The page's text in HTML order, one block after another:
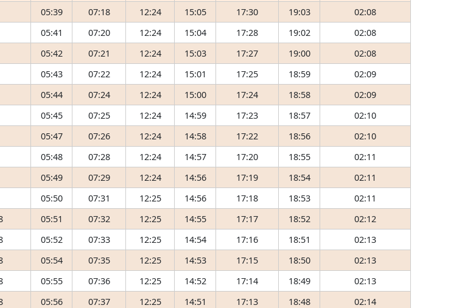
05:39 07:18 12:24 15:05 17:30 19:03
02:08
05:41 07:20 12:24 15:04 17:28 19:02
02:08
05:42 07:21 12:24 15:03 17:27 19:00
02:08
05:43 07:22 12:24 15:01 17:25 18:59
02:09
05:44 07:24 12:24 15:00 17:24 18:58
02:09
05:45 07:25 12:24 14:59 17:23 18:57
02:10
05:47 07:26 12:24 14:58 17:22 18:56
02:10
05:48 07:28 12:24 14:57 17:20 18:55
02:11
05:49 07:29 12:24 14:56 17:19 18:54
02:11
05:50 07:31 12:25 14:56 17:18 18:53
02:11
05:51 07:32 12:25 14:55 17:17 18:52
02:12
05:52 07:33 12:25 14:54 17:16 18:51
02:13
05:54 07:35 12:25 14:53 17:15 18:50
02:13
05:55 07:36 12:25 14:52 17:14 18:49
02:13
05:56 07:37 12:25 14:51 17:13 18:48
02:14